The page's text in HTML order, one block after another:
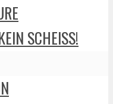
SCHEISS!